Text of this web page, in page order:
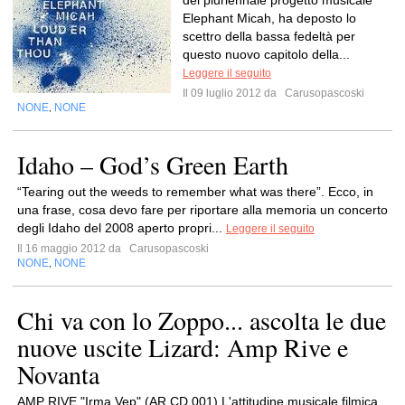
Elephant Micah, ha deposto lo
scettro della bassa fedeltà per
questo nuovo capitolo della...
Leggere il seguito
Il 09 luglio 2012 da
Carusopascoski
NONE NONE
Idaho – God’s Green Earth
“Tearing out the weeds to remember what was there”. Ecco, in
una frase, cosa devo fare per riportare alla memoria un concerto
degli Idaho del 2008 aperto propri...
Leggere il seguito
Il 16 maggio 2012 da
Carusopascoski
NONE NONE
Chi va con lo Zoppo... ascolta le due
nuove uscite Lizard: Amp Rive e
Novanta
AMP RIVE "Irma Vep" (AR CD 001) L'attitudine musicale filmica,